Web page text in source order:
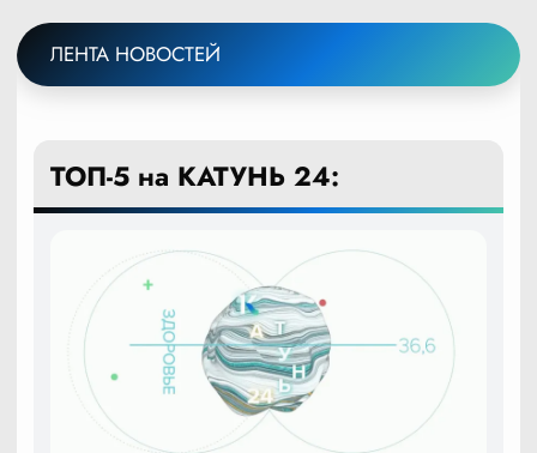
ЛЕНТА НОВОСТЕЙ
ТОП-5 на КАТУНЬ 24: